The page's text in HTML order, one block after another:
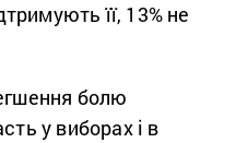
її, 13% не
болю
у виборах і в